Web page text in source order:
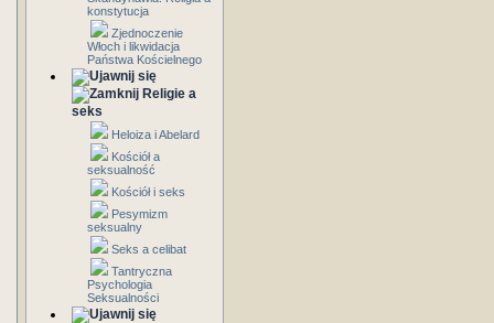
konstytucja
Zjednoczenie
Włoch i likwidacja
Państwa Kościelnego
Religie a
seks
Heloiza i Abelard
Kościół a
seksualność
Kościół i seks
Pesymizm
seksualny
Seks a celibat
Tantryczna
Psychologia
Seksualności